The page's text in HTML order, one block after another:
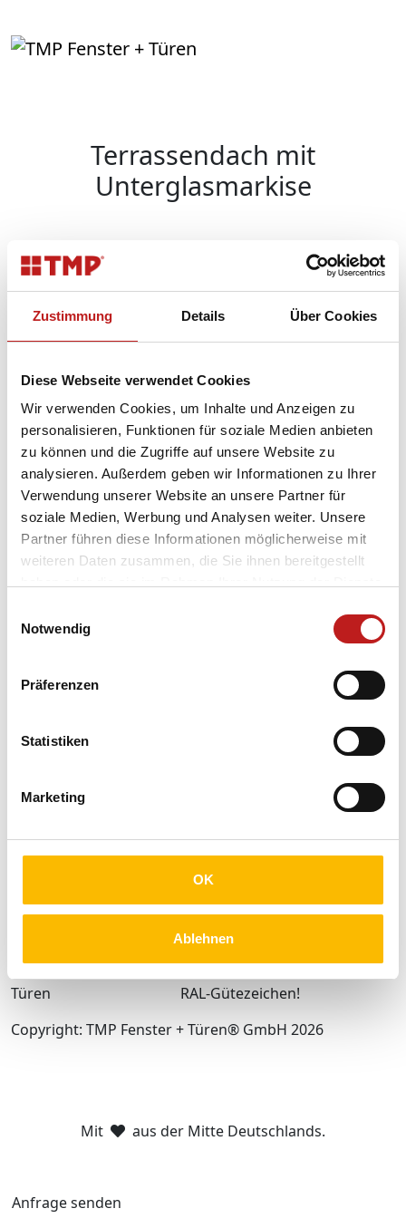
Zustimmung Details Über Cookies
Diese Webseite verwendet Cookies
Wir verwenden Cookies, um Inhalte und Anzeigen zu
personalisieren, Funktionen für soziale Medien anbieten
zu können und die Zugriffe auf unsere Website zu
analysieren. Außerdem geben wir Informationen zu Ihrer
Verwendung unserer Website an unsere Partner für
soziale Medien, Werbung und Analysen weiter. Unsere
Partner führen diese Informationen möglicherweise mit
weiteren Daten zusammen, die Sie ihnen bereitgestellt
Datenschutz
Notwendig
Präferenzen
Statistiken
Marketing
OK
Ablehnen
Terrassendach mit
Unterglasmarkise
Zurück
Terrassendach mit Unterglasmarkise
Zurück
Unternehmen
Produkte
Lösungen
Rechtliches
Erhalten Sie unseren regelmäßigen Newsletter und
bekommen Sie alle wichtigen Infos über TMP®
Basierend auf 228 Bewertungen
RAL-Gütezeichen!
Copyright: TMP Fenster + Türen® GmbH 2026
Mit aus der Mitte Deutschlands.
Anfrage senden